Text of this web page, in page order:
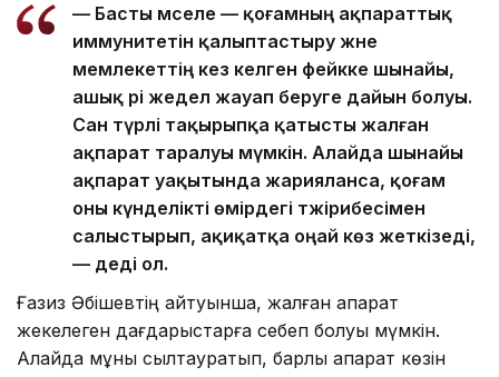
— Басты мәселе — қоғамның ақпараттық
иммунитетін қалыптастыру және
мемлекеттің кез келген фейкке шынайы,
ашық әрі жедел жауап беруге дайын болуы.
Сан түрлі тақырыпқа қатысты жалған
ақпарат таралуы мүмкін. Алайда шынайы
ақпарат уақытында жарияланса, қоғам
оны күнделікті өмірдегі тәжірибесімен
салыстырып, ақиқатқа оңай көз жеткізеді,
— деді ол.
Ғазиз Әбішевтің айтуынша, жалған ақпарат
жекелеген дағдарыстарға себеп болуы мүмкін.
Алайда мұны сылтауратып, барлық ақпарат көзін